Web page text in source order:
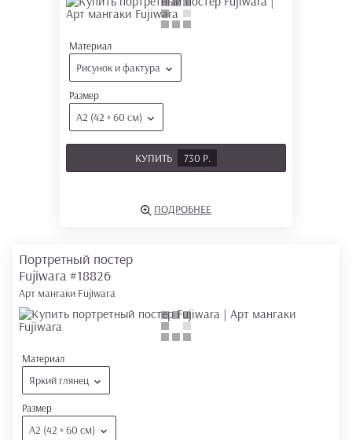
Материал
Рисунок и фактура
Размер
А2 (42 × 60 см)
КУПИТЬ 730 Р.
ПОДРОБНЕЕ
Портретный постер
Fujiwara #18826
Арт мангаки Fujiwara
Материал
Яркий глянец
Размер
А2 (42 × 60 см)